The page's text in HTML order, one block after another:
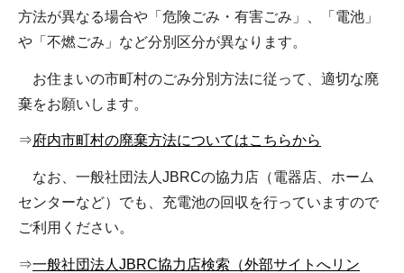
方法が異なる場合や「危険ごみ・有害ごみ」、「電池」
や「不燃ごみ」など分別区分が異なります。
お住まいの市町村のごみ分別方法に従って、適切な廃
棄をお願いします。
⇒府内市町村の廃棄方法についてはこちらから
なお、一般社団法人JBRCの協力店（電器店、ホーム
センターなど）でも、充電池の回収を行っていますので
ご利用ください。
⇒一般社団法人JBRC協力店検索（外部サイトへリン